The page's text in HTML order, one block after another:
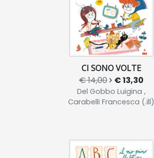
CI SONO VOLTE
€ 14,00 € 13,30
Del Gobbo Luigina ,
Carabelli Francesca (.ill)